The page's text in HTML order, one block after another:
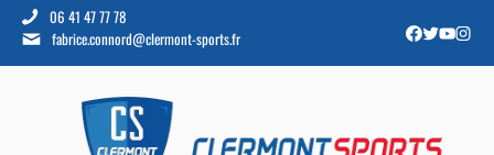
06 41 47 77 78
fabrice.connord@clermont-sports.fr